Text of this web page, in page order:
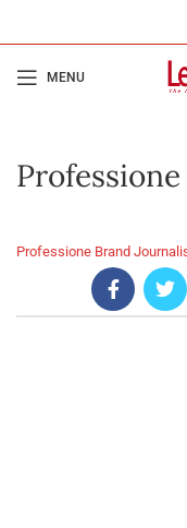
MENU
Professione Brand